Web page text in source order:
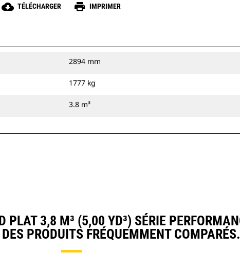
cloud_download TÉLÉCHARGER print IMPRIMER
2894 mm
1777 kg
3.8 m³
PLAT 3,8 M³ (5,00 YD³) SÉRIE
PRODUITS FRÉQUEMMENT COMPARÉS.